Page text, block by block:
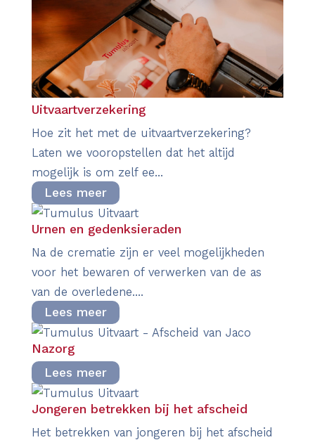
Uitvaartverzekering
Hoe zit het met de uitvaartverzekering?
Laten we vooropstellen dat het altijd
mogelijk is om zelf ee...
Lees meer
Urnen en gedenksieraden
Na de crematie zijn er veel mogelijkheden
voor het bewaren of verwerken van de as
van de overledene....
Lees meer
Nazorg
Lees meer
Jongeren betrekken bij het afscheid
Het betrekken van jongeren bij het afscheid